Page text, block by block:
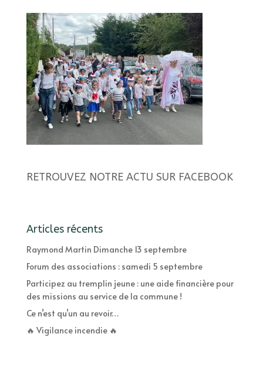
RETROUVEZ NOTRE ACTU SUR FACEBOOK
Articles récents
Raymond Martin Dimanche 13 septembre
Forum des associations : samedi 5 septembre
Participez au tremplin jeune : une aide financière pour
des missions au service de la commune !
Ce n’est qu’un au revoir…
🔥 Vigilance incendie 🔥